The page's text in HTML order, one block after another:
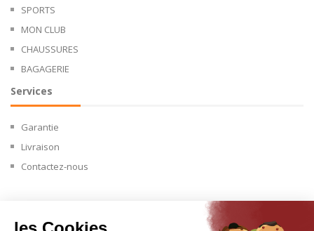
SPORTS
MON CLUB
CHAUSSURES
BAGAGERIE
Services
Garantie
Livraison
Contactez-nous